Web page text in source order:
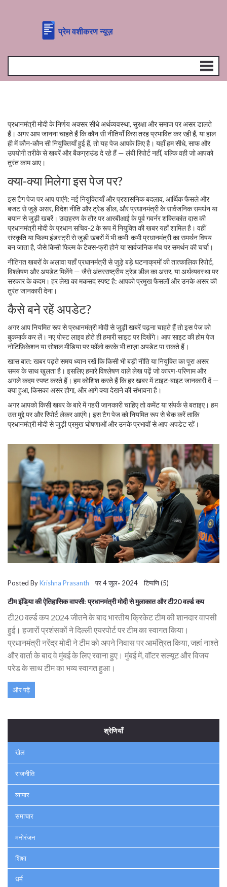
प्रधानमंत्री मोदी के निर्णय अक्सर सीधे अर्थव्यवस्था, सुरक्षा और समाज पर असर डालते
हैं। अगर आप जानना चाहते हैं कि कौन सी नीतियाँ किस तरह प्रभावित कर रही हैं, या हाल
ही में कौन-कौन सी नियुक्तियाँ हुई हैं, तो यह पेज आपके लिए है। यहाँ हम सीधे, साफ और
उपयोगी तरीके से खबरें और बैकग्राउंड दे रहे हैं — लंबी रिपोर्ट नहीं, बल्कि वही जो आपको
तुरंत काम आए।
क्या-क्या मिलेगा इस पेज पर?
इस टैग पेज पर आप पाएंगे: नई नियुक्तियाँ और प्रशासनिक बदलाव, आर्थिक फैसले और
बजट से जुड़े असर, विदेश नीति और ट्रेड डील, और प्रधानमंत्री के सार्वजनिक समर्थन या
बयान से जुड़ी खबरें। उदाहरण के तौर पर आरबीआई के पूर्व गवर्नर शक्तिकांत दास की
प्रधानमंत्री मोदी के प्रधान सचिव-2 के रूप में नियुक्ति की खबर यहाँ शामिल है। वहीं
संस्कृति या फिल्म इंडस्ट्री से जुड़ी खबरों में भी कभी-कभी प्रधानमंत्री का समर्थन विषय
बन जाता है, जैसे किसी फिल्म के टैक्स-फ्री होने या सार्वजनिक मंच पर समर्थन की चर्चा।
नीतिगत खबरों के अलावा यहाँ प्रधानमंत्री से जुड़े बड़े घटनाक्रमों की तात्कालिक रिपोर्ट,
विश्लेषण और अपडेट मिलेंगे — जैसे अंतरराष्ट्रीय ट्रेड डील का असर, या अर्थव्यवस्था पर
सरकार के कदम। हर लेख का मकसद स्पष्ट है: आपको प्रमुख फैसलों और उनके असर की
तुरंत जानकारी देना।
कैसे बने रहें अपडेट?
अगर आप नियमित रूप से प्रधानमंत्री मोदी से जुड़ी खबरें पढ़ना चाहते हैं तो इस पेज को
बुकमार्क कर लें। नए पोस्ट लाइव होते ही हमारी साइट पर दिखेंगे। आप साइट की होम पेज
नोटिफ़िकेशन या सोशल मीडिया पर फॉलो करके भी ताज़ा अपडेट पा सकते हैं।
खास बात: खबर पढ़ते समय ध्यान रखें कि किसी भी बड़ी नीति या नियुक्ति का पूरा असर
समय के साथ खुलता है। इसलिए हमारे विश्लेषण वाले लेख पढ़ें जो कारण-परिणाम और
अगले कदम स्पष्ट करते हैं। हम कोशिश करते हैं कि हर खबर में टाइट-बाइट जानकारी दें —
क्या हुआ, किसका असर होगा, और आगे क्या देखने की संभावना है।
अगर आपको किसी खबर के बारे में गहरी जानकारी चाहिए तो कमेंट या संपर्क से बताइए। हम
उस मुद्दे पर और रिपोर्ट लेकर आएंगे। इस टैग पेज को नियमित रूप से चेक करें ताकि
प्रधानमंत्री मोदी से जुड़ी प्रमुख घोषणाओं और उनके प्रभावों से आप अपडेट रहें।
Posted ByKrishna Prasanth पर 4 जुल॰ 2024 टिप्पणि (5)
टीम इंडिया की ऐतिहासिक वापसी: प्रधानमंत्री मोदी से मुलाकात और टी20 वर्ल्ड कप
टी20 वर्ल्ड कप 2024 जीतने के बाद भारतीय क्रिकेट टीम की शानदार वापसी
हुई। हजारों प्रशंसकों ने दिल्ली एयरपोर्ट पर टीम का स्वागत किया।
प्रधानमंत्री नरेंद्र मोदी ने टीम को अपने निवास पर आमंत्रित किया, जहां नाश्ते
और वार्ता के बाद वे मुंबई के लिए रवाना हुए। मुंबई में, वॉटर सल्यूट और विजय
परेड के साथ टीम का भव्य स्वागत हुआ।
और पढ़ें
श्रेणियाँ
खेल
राजनीति
व्यापार
समाचार
मनोरंजन
शिक्षा
धर्म